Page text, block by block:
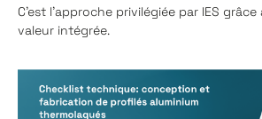
C'est l'approche privilégiée par IES grâce
valeur intégrée.